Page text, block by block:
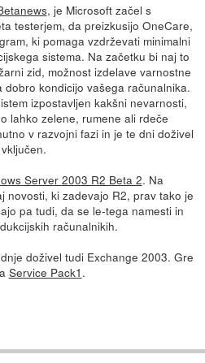
, je Microsoft začel s
testerjem, da preizkusijo OneCare,
ki pomaga vzdrževati minimalni
sistema. Na začetku bi naj to
zid, možnost izdelave varnostne
kondicijo vašega računalnika.
izpostavljen kakšni nevarnosti,
lahko zelene, rumene ali rdeče
v razvojni fazi in je te dni doživel
Server 2003 R2 Beta 2. Na
novosti, ki zadevajo R2, prav tako je
pa tudi, da se le-tega namesti in
računalnikih.
doživel tudi Exchange 2003. Gre
Service Pack1 .